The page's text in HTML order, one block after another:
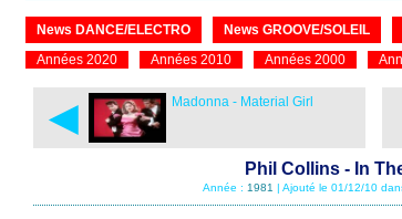
News DANCE/ELECTRO News GROOVE/SOLEIL
Années 2020
Années 2010 Années 2000
◄ Madonna - Material Girl
Phil Collins - In
Année : 1981 | Ajouté le 01/12/10